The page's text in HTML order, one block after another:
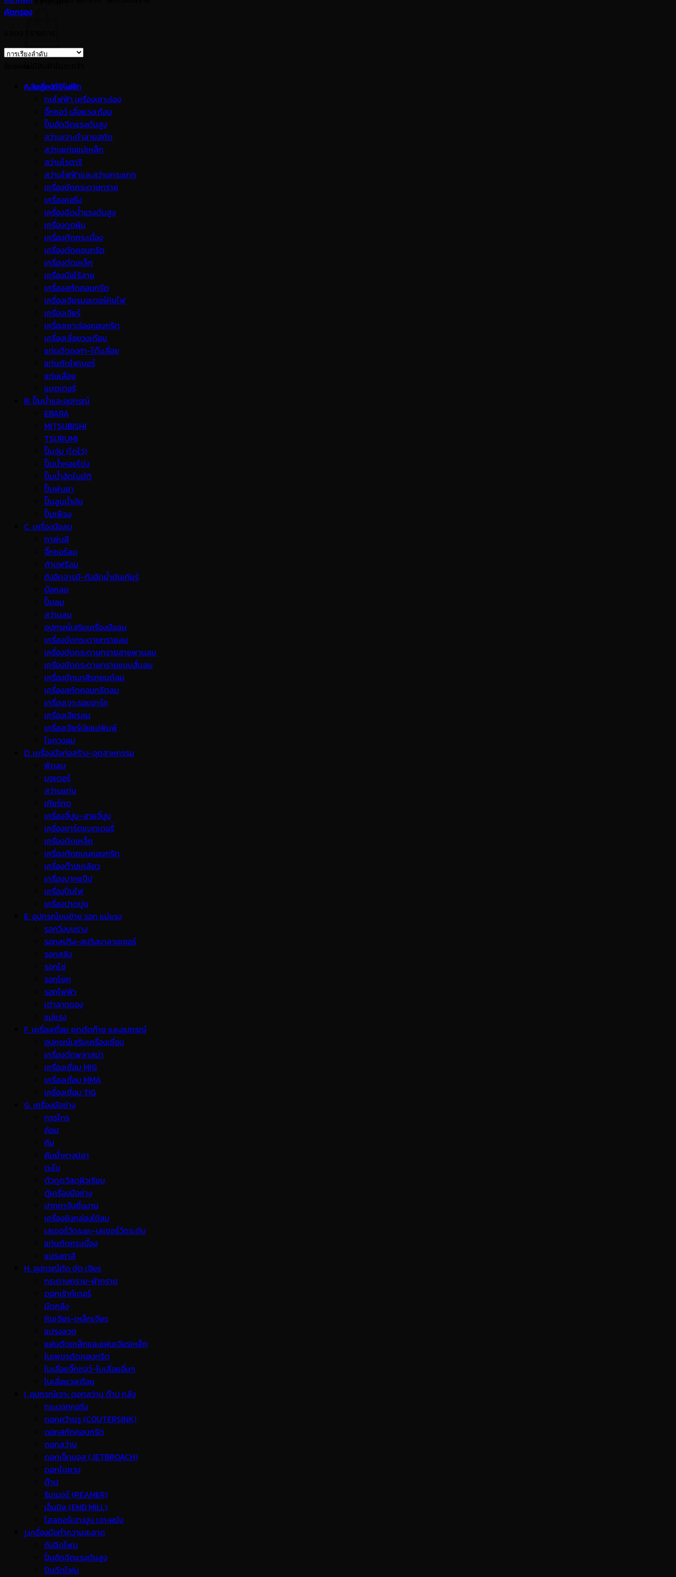
ตะกร้าสินค้า
กลับสู่หน้าร้านค้า
คัดกรอง
A. เครื่องมือไฟฟ้า
กบไฟฟ้า เครื่องเซาะร่อง
จิ๊กซอว์ เลื่อยวงเดือน
ปั๊มอัดฉีดแรงดันสูง
สว่านเจาะทำลายสกัด
สว่านแท่นแม่เหล็ก
สว่านโรตารี
สว่านไฟฟ้าและสว่านกระแทก
เครื่องขัดกระดาษทราย
เครื่องคอริ่ง
เครื่องฉีดน้ำแรงดันสูง
เครื่องดูดฝุ่น
เครื่องตัดกระเบื้อง
เครื่องตัดคอนกรีต
เครื่องตัดเหล็ก
เครื่องมือไร้สาย
เครื่องสกัดคอนกรีต
เครื่องเจียรมอเตอร์หินไฟ
เครื่องเจียร์
เครื่องเซาะร่องคอนกรีต
เครื่องเลื่อยวงเดือน
แท่นตัดองศา-โต๊ะเลื่อย
แท่นตัดไฟเบอร์
แท่นเลื่อย
แบตเตอรี่
B. ปั๊มน้ำและอุปกรณ์
EBARA
MITSUBISHI
TSURUMI
ปั๊มจุ่ม (ไดโว่)
ปั๊มน้ำหอยโข่ง
ปั๊มน้ำอัตโนมัติ
ปั๊มพ่นยา
ปั๊มสูบน้ำมัน
ปั๊มเฟือง
C. เครื่องมือลม
กาพ่นสี
จิ๊กซอร์ลม
ด้ามฟรีลม
ถังอัดจารบี-ถังอัดน้ำมันเกียร์
บ๊อกลม
ปั๊มลม
สว่านลม
อุปกรณ์เสริมเครื่องมือลม
เครื่องขัดกระดาษทรายลม
เครื่องขัดกระดาษทรายสายพานลม
เครื่องขัดกระดาษทรายแบบสั่นลม
เครื่องขัดเงาสีรถยนต์ลม
เครื่องสกัดคอนกรีตลม
เครื่องเจาะรอยอาร์ค
เครื่องเจียรลม
เครื่องเจียร์นัยแม่พิมพ์
ไขควงลม
D. เครื่องมือก่อสร้าง-อุตสาหกรรม
พ้ดลม
มอเตอร์
สว่านแท่น
เกียร์ทด
เครื่องจี้ปูน-สายจี้ปูน
เครื่องชาร์ตแบตเตอรี่
เครื่องดัดเหล็ก
เครื่องตัดถนนคอนกรีต
เครื่องต๊าปเกลียว
เครื่องบากแป๊ป
เครื่องปั่นไฟ
เครื่องปาดปูน
E. อุปกรณ์ขนย้าย รอก แม่แรง
รอกวิ่งบนราง
รอกสปริง-สปริงบาลานเซอร์
รอกสลิง
รอกโซ่
รอกโยก
รอกไฟฟ้า
เต่าลากของ
แม่แรง
F. เครื่องเชื่อม ชุดตัดก๊าซ และอุปกรณ์
อุปกรณ์เสริมเครื่องเชื่อม
เครื่องตัดพลาสม่า
เครื่องเชื่อม MIG
เครื่องเชื่อม MMA
เครื่องเชื่อม TIG
G. เครื่องมือช่าง
กรรไกร
ค้อน
คีม
คีมย้ำหางปลา
ตะไบ
ตัวดูดวัสดุผิวเรียบ
ตู้เครื่องมือช่าง
ปากกาจับชิ้นงาน
เครื่องยิงกล่องใช้ลม
เลเซอร์วัดระยะ-เลเซอร์วัดระดับ
แท่นตัดกระเบื้อง
แปรงทาสี
H. อุปกรณ์ตัด ขัด เจียร
กระดาษทราย-ผ้าทราย
ดอกเร้าท์เตอร์
มีดกลึง
หินเจียร-เหล็กเจียร
แปรงลวด
แผ่นตัดเหล็กและแผ่นเจียรเหล็ก
ใบเพชรตัดคอนกรีต
ใบเลื่อยจิ๊กซอว์-ใบเลื่อยอื่นๆ
ใบเลื่อยวงเดือน
I. อุปกรณ์เจาะ ดอกสว่าน ต๊าป กลึง
กระบอกคอริ่ง
ดอกคว้านรู (COUTERSINK)
ดอกสกัดคอนกรีต
ดอกสว่าน
ดอกเจ็ทบอส (JETBROACH)
ดอกไขควง
ต๊าป
รีมเมอร์ (REAMER)
เอ็นมิล (END MILL)
โฮลซอร์เจาะปูน เจาะผนัง
j.เครื่องมือทำความสะอาด
ถังฉีดโฟม
ปั้มอัดฉีดแรงดันสูง
ปืนฉีดโฟม